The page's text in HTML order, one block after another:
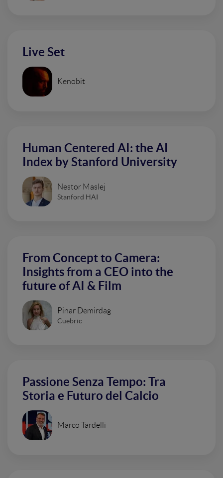
Live Set
Kenobit
Human Centered AI: the AI
Index by Stanford University
Nestor Maslej
Stanford HAI
From Concept to Camera:
Insights from a CEO into the
future of AI & Film
Pinar Demirdag
Cuebric
Passione Senza Tempo: Tra
Storia e Futuro del Calcio
Marco Tardelli